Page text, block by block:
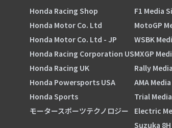
Honda Racing Shop
Honda Motor Co. Ltd
Honda Motor Co. Ltd - JP
Honda Racing Corporation US
Honda Racing UK
Honda Powersports USA
Honda Sports
モータースポーツテクノロジー
F1 Media
MotoGP
WSBK
MXGP
Rally
AMA
Trial
Electric
Suzuka